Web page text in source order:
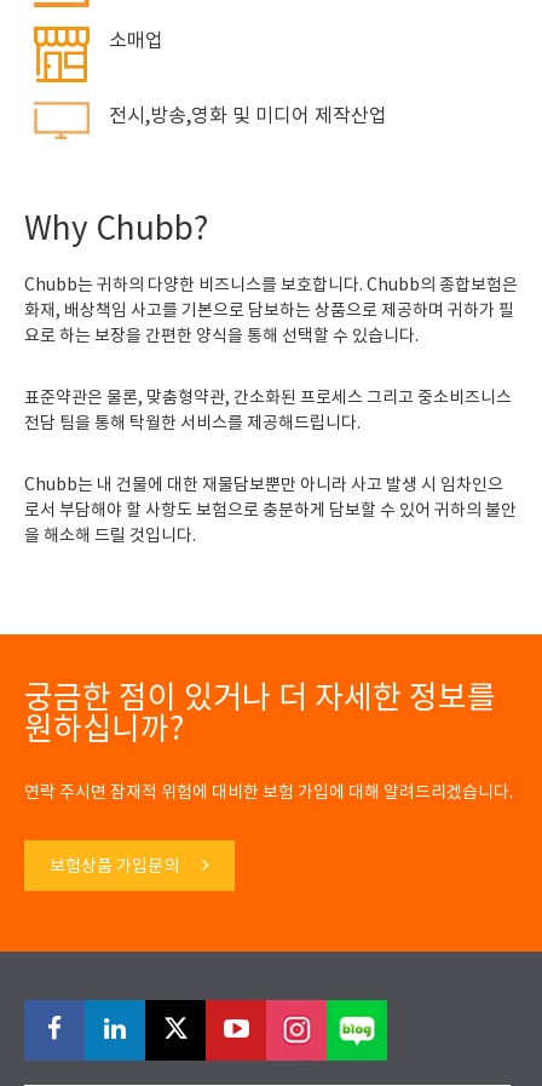
소매업
전시,방송,영화 및 미디어 제작산업
Why Chubb?
Chubb는 귀하의 다양한 비즈니스를 보호합니다. Chubb의 종합보험은
화재, 배상책임 사고를 기본으로 담보하는 상품으로 제공하며 귀하가 필
요로 하는 보장을 간편한 양식을 통해 선택할 수 있습니다.
표준약관은 물론, 맞춤형약관, 간소화된 프로세스 그리고 중소비즈니스
전담 팀을 통해 탁월한 서비스를 제공해드립니다.
Chubb는 내 건물에 대한 재물담보뿐만 아니라 사고 발생 시 임차인으
로서 부담해야 할 사항도 보험으로 충분하게 담보할 수 있어 귀하의 불안
을 해소해 드릴 것입니다.
궁금한 점이 있거나 더 자세한 정보를
원하십니까?
연락 주시면 잠재적 위험에 대비한 보험 가입에 대해 알려드리겠습니다.
보험상품 가입문의